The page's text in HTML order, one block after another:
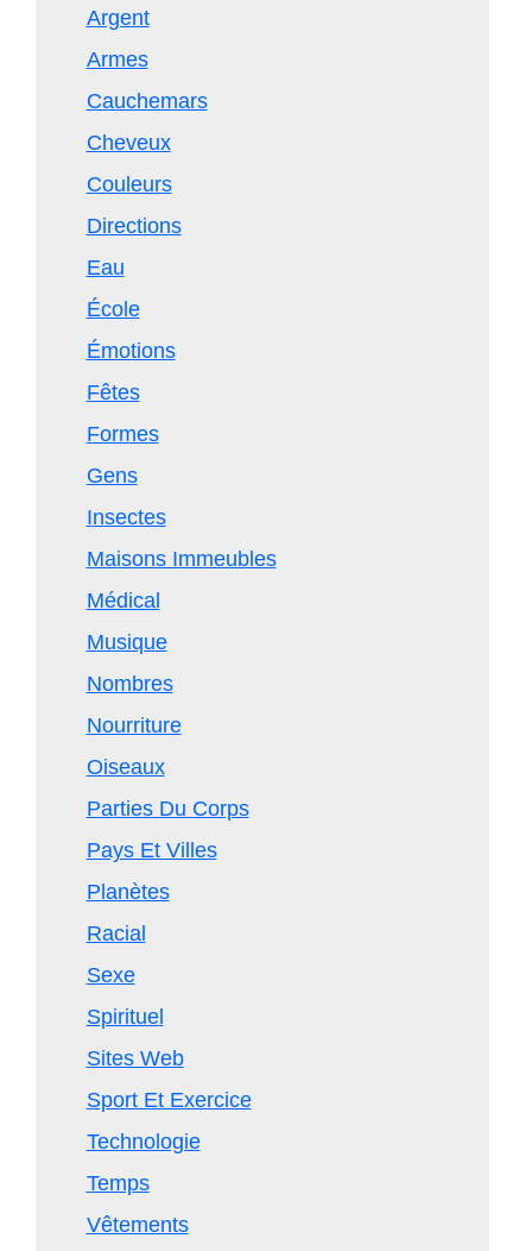
Argent
Armes
Cauchemars
Cheveux
Couleurs
Directions
Eau
École
Émotions
Fêtes
Formes
Gens
Insectes
Maisons Immeubles
Médical
Musique
Nombres
Nourriture
Oiseaux
Parties Du Corps
Pays Et Villes
Planètes
Racial
Sexe
Spirituel
Sites Web
Sport Et Exercice
Technologie
Temps
Vêtements